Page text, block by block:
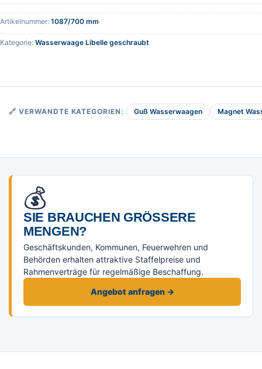
Artikelnummer: 1087/700 mm
Kategorie: Wasserwaage Libelle geschraubt
🔗 VERWANDTE KATEGORIEN: Guß Wasserwaagen Magnet
💰
SIE BRAUCHEN GRÖSSERE M
ENGEN?
Geschäftskunden, Kommunen, Feuerwehren und
Behörden erhalten attraktive Staffelpreise und
Rahmenverträge für regelmäßige Beschaffung.
Angebot anfragen →